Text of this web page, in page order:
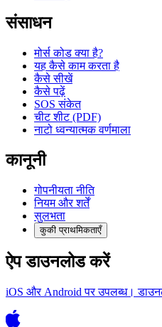
संसाधन
मोर्स कोड क्या है?
यह कैसे काम करता है
कैसे सीखें
कैसे पढ़ें
SOS संकेत
चीट शीट (PDF)
नाटो ध्वन्यात्मक वर्णमाला
कानूनी
गोपनीयता नीति
नियम और शर्तें
सुलभता
कुकी प्राथमिकताएँ
ऐप डाउनलोड करें
iOS और Android पर उपलब्ध।